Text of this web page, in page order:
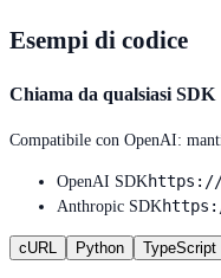
Esempi di codice
Chiama da qualsiasi SDK
Compatibile con OpenAI:
OpenAI SDK
Anthropic SDK
cURL Python TypeScript